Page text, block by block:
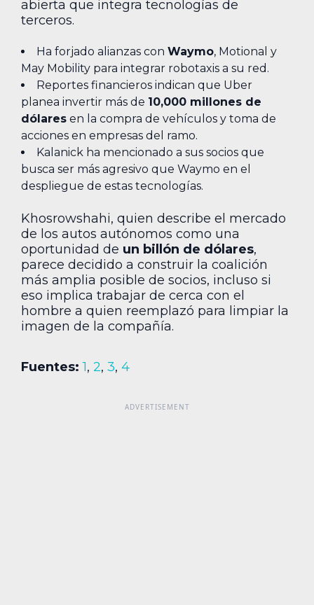
abierta que integra tecnologías de
terceros.
Ha forjado alianzas con Waymo, Motional y
May Mobility para integrar robotaxis a su red.
Reportes financieros indican que Uber
planea invertir más de 10,000 millones de
dólares en la compra de vehículos y toma de
acciones en empresas del ramo.
Kalanick ha mencionado a sus socios que
busca ser más agresivo que Waymo en el
despliegue de estas tecnologías.
Khosrowshahi, quien describe el mercado
de los autos autónomos como una
oportunidad de un billón de dólares,
parece decidido a construir la coalición
más amplia posible de socios, incluso si
eso implica trabajar de cerca con el
hombre a quien reemplazó para limpiar la
imagen de la compañía.
Fuentes: 1, 2, 3, 4